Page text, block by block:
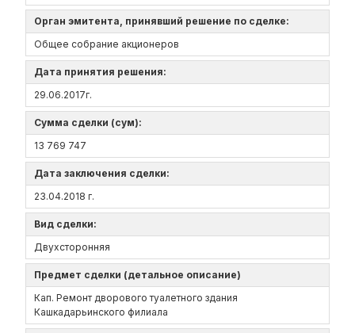
Орган эмитента, принявший решение по сделке:
Общее собрание акционеров
Дата принятия решения:
29.06.2017г.
Сумма сделки (сум):
13 769 747
Дата заключения сделки:
23.04.2018 г.
Вид сделки:
Двухсторонняя
Предмет сделки (детальное описание)
Кап. Ремонт дворового туалетного здания
Кашкадарьинского филиала